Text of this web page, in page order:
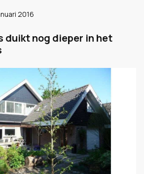
2016
duikt nog dieper in het